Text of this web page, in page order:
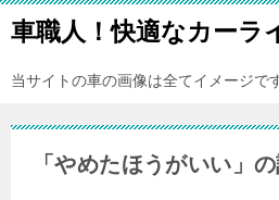
車職人！快適なカーラ
当サイトの車の画像は全てイメージで
「やめたほうがいい」